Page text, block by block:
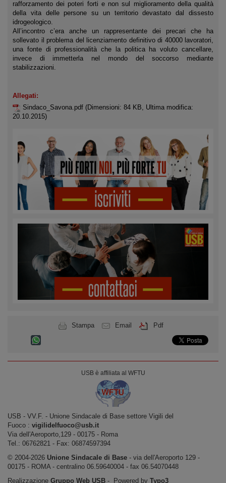
rafforzamento dei poteri forti e non sul miglioramento della qualità
della vita delle persone su un territorio devastato dal dissesto
idrogeologico.
All’incontro c’era anche un rappresentante dei precari che ha
sollevato il problema del licenziamento definitivo di 40000 lavoratori,
una fonte di professionalità che la politica ha voluto cancellare,
invece di immetterla nel mondo del soccorso mediante
stabilizzazioni.
Allegati:
Sindaco_Savona.pdf (Dimensioni: 84 KB, Ultima modifica:
20.10.2015)
Stampa Email Pdf
USB è affiliata al WFTU
USB ‐ VV.F. - Unione Sindacale di Base settore Vigili del
Fuoco : vigilidelfuoco@usb.it
Via dell'Aeroporto,129 ‐ 00175 ‐ Roma
Tel.: 06762821 ‐ Fax: 06874597394
© 2004-2026 Unione Sindacale di Base ‐ via dell'Aeroporto 129 -
00175 - ROMA - centralino 06.59640004 - fax 06.54070448
Realizzazione Gruppo Web USB ‐ Powered by Typo3